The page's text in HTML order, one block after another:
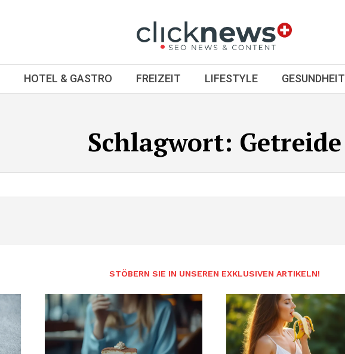
HOTEL & GASTRO FREIZEIT LIFESTYLE GESUNDHEIT
Schlagwort: Getreide
STÖBERN SIE IN UNSEREN EXKLUSIVEN ARTIKELN!